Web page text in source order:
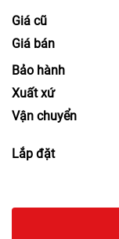
Giá cũ
Giá bán
Bảo hành
Xuất xứ
Vận chuyển
Lắp đặt